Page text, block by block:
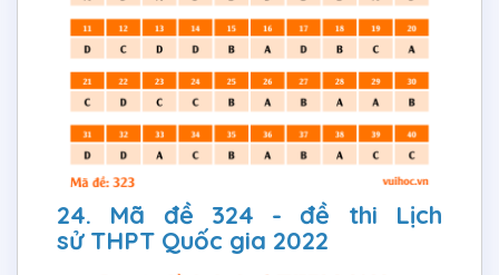
24. Mã đề 324 - đề thi Lịch
sử THPT Quốc gia 2022